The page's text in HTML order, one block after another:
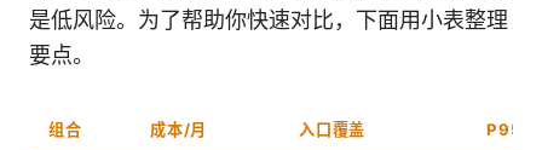
是低风险。为了帮助你快速对比，下面用小表整理
要点。
组合 成本/月 入口覆盖 P95